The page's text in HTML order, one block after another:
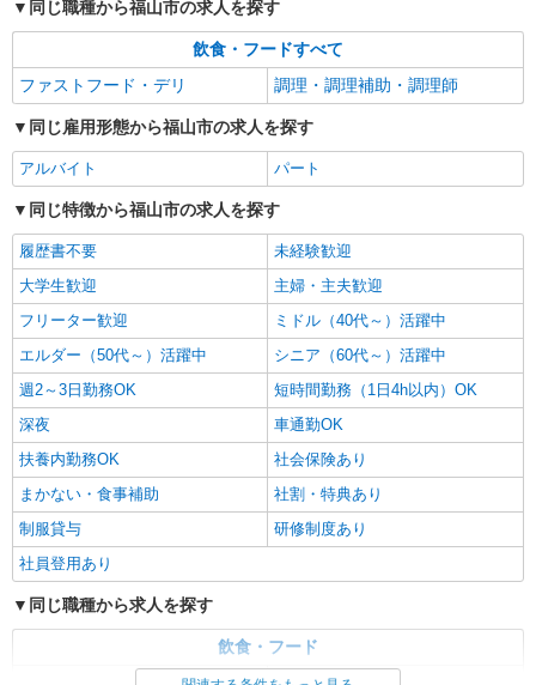
同じ職種から福山市の求人を探す
飲食・フードすべて
ファストフード・デリ
調理・調理補助・調理師
同じ雇用形態から福山市の求人を探す
アルバイト パート
同じ特徴から福山市の求人を探す
履歴書不要
未経験歓迎
大学生歓迎
主婦・主夫歓迎
フリーター歓迎
ミドル（40代～）活躍中
エルダー（50代～）活躍中
シニア（60代～）活躍中
週2～3日勤務OK
短時間勤務（1日4h以内）OK
深夜
車通勤OK
扶養内勤務OK
社会保険あり
まかない・食事補助
社割・特典あり
制服貸与
研修制度あり
社員登用あり
同じ職種から求人を探す
飲食・フード